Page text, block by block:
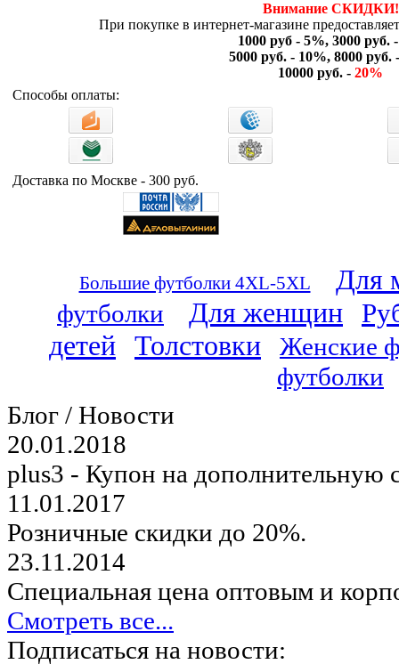
Внимание СКИДКИ!
При покупке в интернет-магазине
1000 руб - 5%, 3000 руб.
5000 руб. - 10%, 8000 руб.
10000 руб. - 20%
Способы оплаты:
Доставка по Москве - 300 руб.
Большие футболки 4XL-5XL Для
футболки Для женщин
детей Толстовки
Женские
футболки
Блог / Новости
20.01.2018
plus3 - Купон на дополнительную
11.01.2017
Розничные скидки до 20%.
23.11.2014
Специальная цена оптовым и
Смотреть все...
Подписаться на новости: